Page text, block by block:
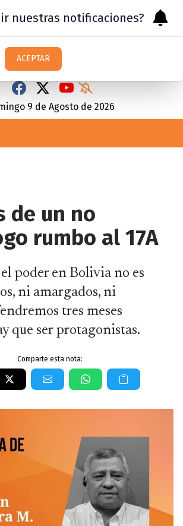
9 de Agosto de 2026
de un no
rumbo al 17A
poder en Bolivia no es
ni amargados, ni
tres meses
que ser protagonistas.
Comparte esta nota:
nuestras notificaciones?
ACEPTAR